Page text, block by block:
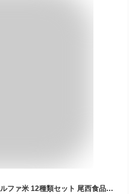
【賞味期限5年以上！】非常食 アルファ米 12種類セット 尾西食品 防災食 保存食 防災セット 海外旅行 登山 コンプリート 備蓄 5年保存 送料無料